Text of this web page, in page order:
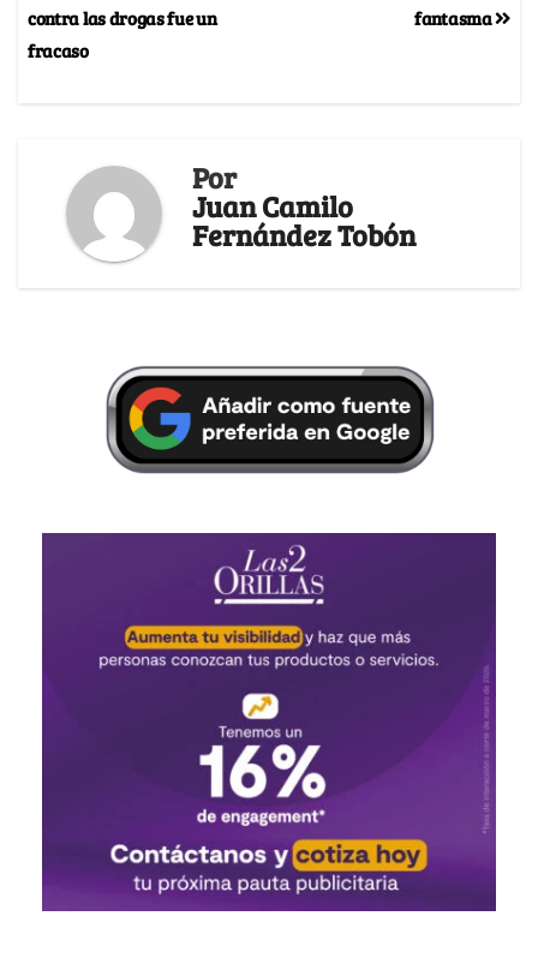
fantasma
contra las drogas fue un
fracaso
Por
Juan Camilo
Fernández Tobón